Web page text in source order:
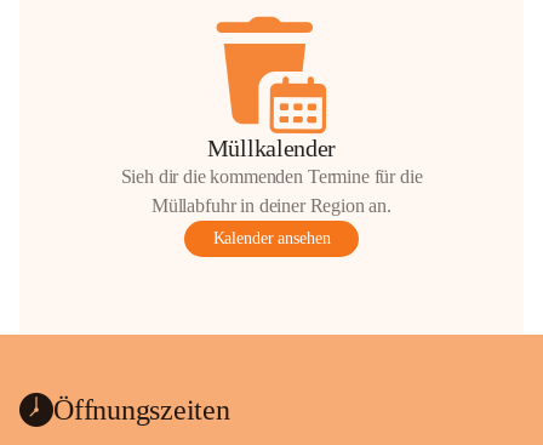
Müllkalender
Sieh dir die kommenden Termine für die
Müllabfuhr in deiner Region an.
Kalender ansehen
Öffnungszeiten